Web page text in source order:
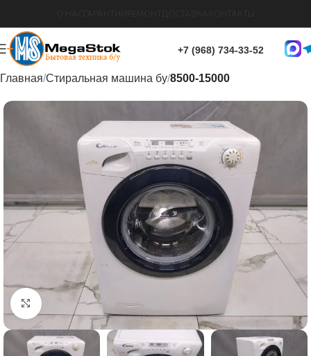
+7 (968) 734-33-52
Главная Стиральная машина бу 8500-15000
Нажмите, чтобы увеличить